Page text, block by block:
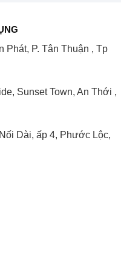
Phát, P. Tân Thuận , Tp
Sunset Town, An Thới ,
Dài, ấp 4, Phước Lộc,